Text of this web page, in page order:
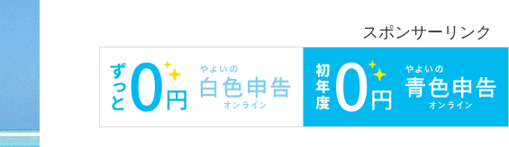
スポンサーリンク